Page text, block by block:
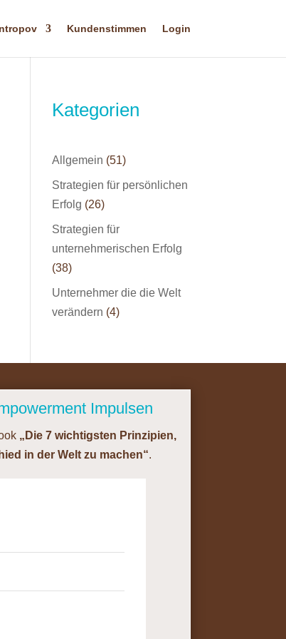
Kundenstimmen Login
Kategorien
Allgemein (51)
Strategien für persönlichen
Erfolg (26)
Strategien für
unternehmerischen Erfolg
(38)
Unternehmer die die Welt
verändern (4)
Impulsen
„Die 7 wichtigsten Prinzipien,
in der Welt zu machen“.